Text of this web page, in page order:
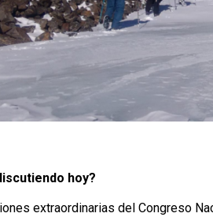
hoy?
extraordinarias del Congreso